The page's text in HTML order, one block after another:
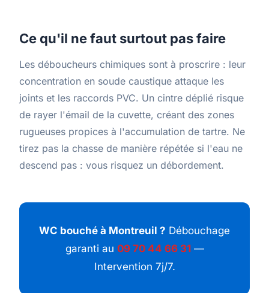
Ce qu'il ne faut surtout pas faire
Les déboucheurs chimiques sont à proscrire : leur
concentration en soude caustique attaque les
joints et les raccords PVC. Un cintre déplié risque
de rayer l'émail de la cuvette, créant des zones
rugueuses propices à l'accumulation de tartre. Ne
tirez pas la chasse de manière répétée si l'eau ne
descend pas : vous risquez un débordement.
WC bouché à Montreuil ? Débouchage
garanti au 09 70 44 66 31—
Intervention 7j/7.